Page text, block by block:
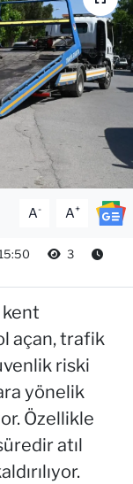
A- A+
3
kent
açan, trafik
riski
yönelik
Özellikle
atıl